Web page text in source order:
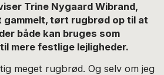
Trine Nygaard Wibrand,
gammelt, tørt rugbrød op til at
både kan bruges som
mere festlige lejligheder.
meget rugbrød. Og selv om jeg